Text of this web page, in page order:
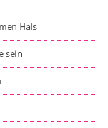
Hals
sein